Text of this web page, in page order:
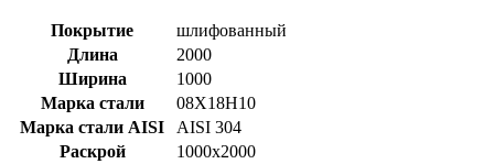
Покрытие
шлифованный
Длина
2000
Ширина
1000
Марка стали
08Х18Н10
Марка стали AISI
AISI 304
Раскрой
1000x2000